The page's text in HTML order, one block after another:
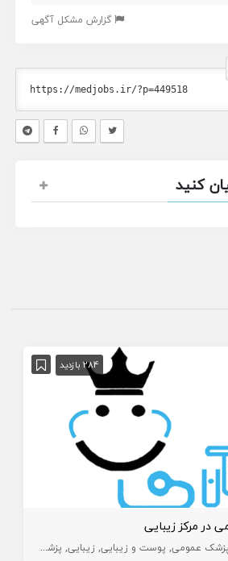
گزارش مشکل آگهی
کنید
284 بازدید
در مرکز زیبایی
پزشک عمومی پوست و زیبایی زیبایی پزشک عمومی پوست